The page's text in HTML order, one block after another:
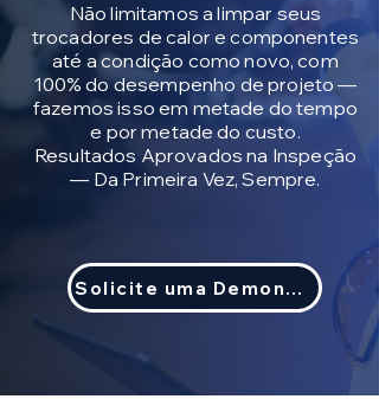
Não limitamos a limpar seus
trocadores de calor e componentes
até a condição como novo, com
100% do desempenho de projeto —
fazemos isso em metade do tempo
e por metade do custo.
Resultados Aprovados na Inspeção
— Da Primeira Vez, Sempre.
Solicite uma Demonstração